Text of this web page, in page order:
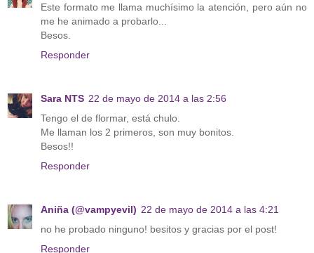
Este formato me llama muchísimo la atención, pero aún no
me he animado a probarlo...
Besos.
Responder
Sara NTS 22 de mayo de 2014 a las 2:56
Tengo el de flormar, está chulo.
Me llaman los 2 primeros, son muy bonitos.
Besos!!
Responder
Aniña (@vampyevil) 22 de mayo de 2014 a las 4:21
no he probado ninguno! besitos y gracias por el post!
Responder